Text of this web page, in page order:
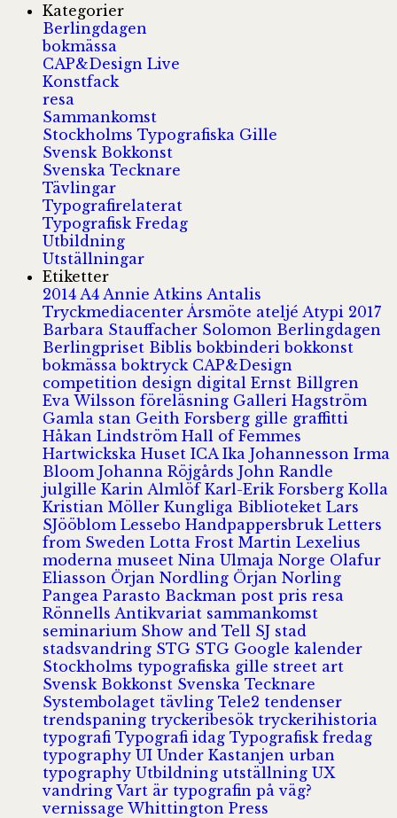
Kategorier
Berlingdagen
bokmässa
CAP&Design Live
Konstfack
resa
Sammankomst
Stockholms Typografiska Gille
Svensk Bokkonst
Svenska Tecknare
Tävlingar
Typografirelaterat
Typografisk Fredag
Utbildning
Utställningar
Etiketter
2014 A4 Annie Atkins Antalis
Tryckmediacenter Årsmöte ateljé Atypi 2017
Barbara Stauffacher Solomon Berlingdagen
Berlingpriset Biblisbokbinderibokkonst
bokmässaboktryck CAP&Design
competition design digital Ernst Billgren
Eva Wilsson föreläsning Galleri Hagström
Gamla stan Geith Forsberg gille graffitti
Håkan Lindström Hall of Femmes
Hartwickska Huset ICA Ika Johannesson Irma
Bloom Johanna Röjgårds John Randle
julgille Karin Almlöf Karl-Erik Forsberg Kolla
Kristian Möller Kungliga Biblioteket Lars
SJööblom Lessebo Handpappersbruk Letters
from Sweden Lotta Frost Martin Lexelius
moderna museet Nina Ulmaja Norge Olafur
Eliasson Örjan Nordling Örjan Norling
Pangea Parasto Backman post pris resa
Rönnells Antikvariat sammankomst
seminarium Show and Tell SJ stad
stadsvandring STG STG Google kalender
Stockholms typografiska gille street art
Svensk Bokkonst Svenska Tecknare
Systembolaget tävling Tele2 tendenser
trendspaning tryckeribesök tryckerihistoria
typografi Typografi idag Typografisk fredag
typography UI Under Kastanjen urban
typography Utbildning utställning UX
vandring Vart är typografin på väg?
vernissage Whittington Press